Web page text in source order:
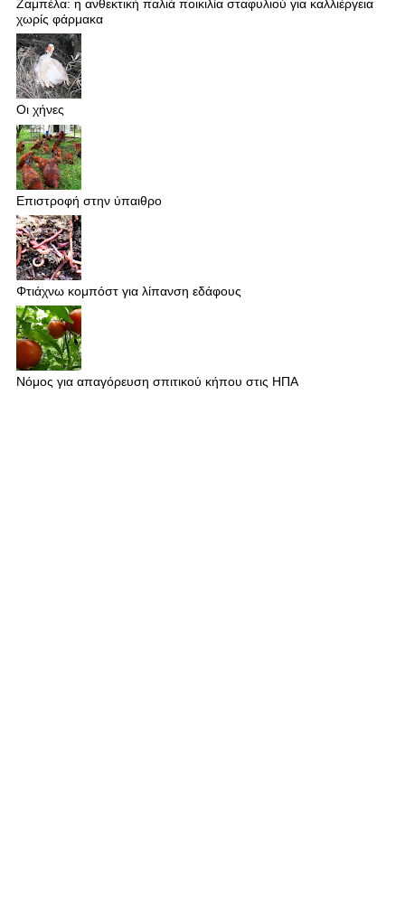
Ζαμπέλα: η ανθεκτική παλιά ποικιλία σταφυλιού για καλλιέργεια
χωρίς φάρμακα
Οι χήνες
Επιστροφή στην ύπαιθρο
Φτιάχνω κομπόστ για λίπανση εδάφους
Νόμος για απαγόρευση σπιτικού κήπου στις ΗΠΑ